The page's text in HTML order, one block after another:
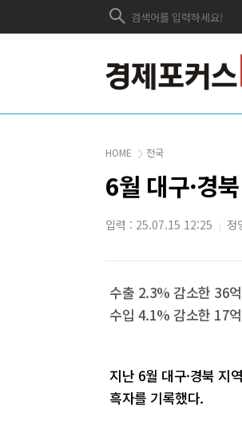
HOME 전국
6월 대구·경
입력 : 25.07.15 12:25 | 정
수출 2.3% 감소한 36
수입 4.1% 감소한 17
지난 6월 대구·경북 지
흑자를 기록했다.